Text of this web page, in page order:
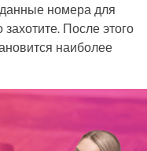
номера для
После этого
наиболее